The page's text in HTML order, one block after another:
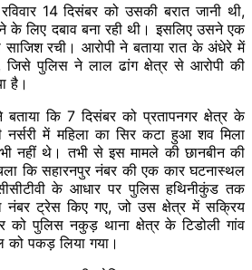
14 दिसंबर को उसकी बरात जानी थी,
के लिए दबाव बना रही थी। इ​सलिए उसने एक
रची। आरोपी ने बताया रात के अंधेरे में
पुलिस ने लाल ढांग क्षेत्र से आरोपी की
है।
कि 7 दिसंबर को प्रतापनगर क्षेत्र के
नर्सरी में महिला का सिर कटा हुआ शव मिला
नहीं थे। तभी से इस मामले की छानबीन की
कि सहारनपुर नंबर की एक कार घटनास्थल
के आधार पर पुलिस हथिनीकुंड तक
नंबर ट्रेस किए गए, जो उस क्षेत्र में सक्रिय
पुलिस नकुड़ थाना क्षेत्र के टिडोली गांव
को पकड़ लिया गया।